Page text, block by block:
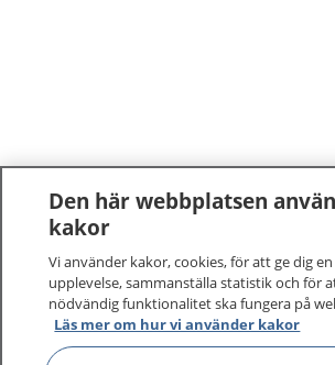
Den här webbplatsen
kakor
Vi använder kakor, cookies, för att ge dig
upplevelse, sammanställa statistik och för
nödvändig funktionalitet ska fungera på
Läs mer om hur vi använder kakor